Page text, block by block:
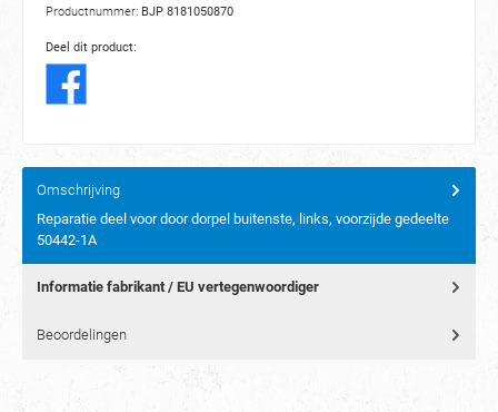
Productnummer: BJP 8181050870
Deel dit product:
Omschrijving
Reparatie deel voor door dorpel buitenste, links, voorzijde gedeelte
50442-1A
Informatie fabrikant / EU vertegenwoordiger
Beoordelingen